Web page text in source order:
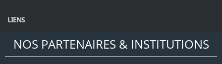
LIENS
NOS PARTENAIRES & INSTITUTIONS